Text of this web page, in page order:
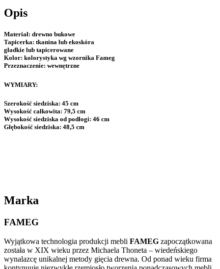
Opis
Materiał: drewno bukowe
Tapicerka: tkanina lub ekoskóra
gładkie lub tapicerowane
Kolor: kolorystyka wg wzornika Fameg
Przeznaczenie: wewnętrzne
WYMIARY:
Szerokość siedziska: 45 cm
Wysokość całkowita: 79,5 cm
Wysokość siedziska od podłogi: 46 cm
Głębokość siedziska: 48,5 cm
Marka
FAMEG
Wyjątkowa technologia produkcji mebli FAMEG zapoczątkowana
została w XIX wieku przez Michaela Thoneta – wiedeńskiego
wynalazcę unikalnej metody gięcia drewna. Od ponad wieku firma